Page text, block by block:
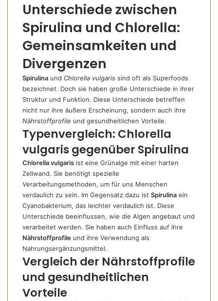
Unterschiede zwischen
Spirulina und Chlorella:
Gemeinsamkeiten und
Divergenzen
Spirulina und Chlorella vulgaris sind oft als Superfoods
bezeichnet. Doch sie haben große Unterschiede in ihrer
Struktur und Funktion. Diese Unterschiede betreffen
nicht nur ihre äußere Erscheinung, sondern auch ihre
Nährstoffprofile und gesundheitlichen Vorteile.
Typenvergleich: Chlorella
vulgaris gegenüber Spirulina
Chlorella vulgaris ist eine Grünalge mit einer harten
Zellwand. Sie benötigt spezielle
Verarbeitungsmethoden, um für uns Menschen
verdaulich zu sein. Im Gegensatz dazu ist Spirulina ein
Cyanobakterium, das leichter verdaulich ist. Diese
Unterschiede beeinflussen, wie die Algen angebaut und
verarbeitet werden. Sie haben auch Einfluss auf ihre
Nährstoffprofile und ihre Verwendung als
Nahrungsergänzungsmittel.
Vergleich der Nährstoffprofile
und gesundheitlichen
Vorteile